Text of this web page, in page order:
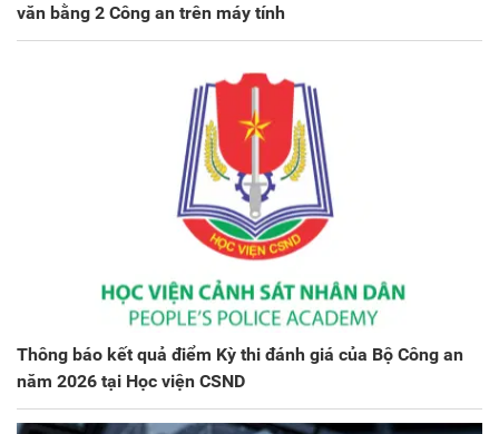
văn bằng 2 Công an trên máy tính
Thông báo kết quả điểm Kỳ thi đánh giá của Bộ Công an
năm 2026 tại Học viện CSND